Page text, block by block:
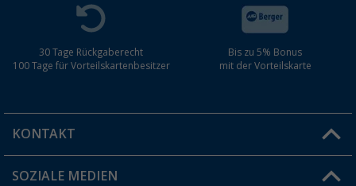
30 Tage Rückgaberecht
100 Tage für Vorteilskartenbesitzer
Bis zu 5% Bonus
mit der Vorteilskarte
KONTAKT
Du hast eine Frage?
SOZIALE MEDIEN